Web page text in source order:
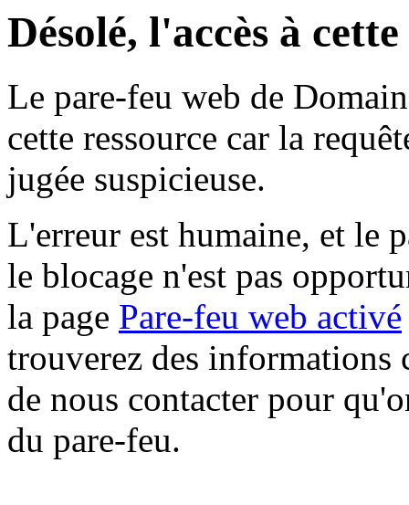
Désolé, l'accès à
Le pare-feu web de
cette ressource car la
jugée suspicieuse.
L'erreur est humaine, et le
le blocage n'est pas
la page Pare-feu web activé
trouverez des informations
de nous contacter pour
du pare-feu.